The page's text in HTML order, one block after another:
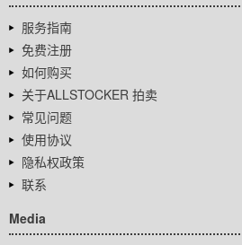
服务指南
免费注册
如何购买
关于ALLSTOCKER 拍卖
常见问题
使用协议
隐私权政策
联系
Media